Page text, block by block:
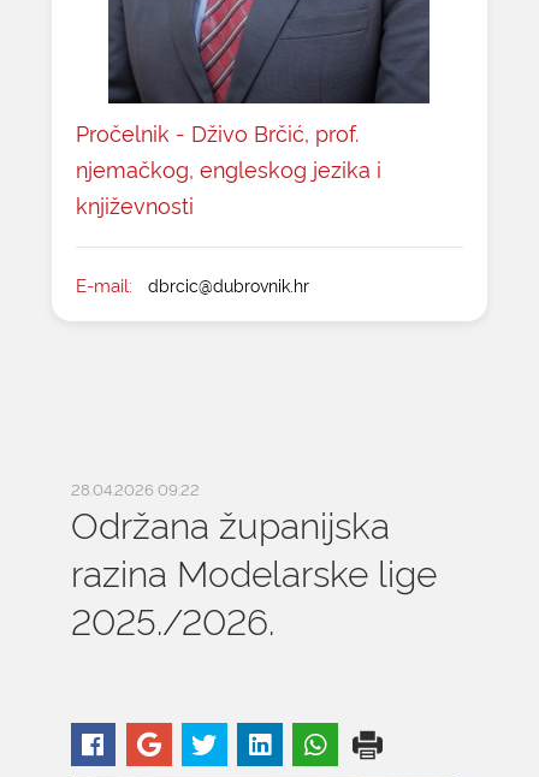
Pročelnik - Dživo Brčić, prof.
njemačkog, engleskog jezika i
književnosti
E-mail: dbrcic@dubrovnik.hr
28.04.2026 09:22
Održana županijska
razina Modelarske lige
2025./2026.